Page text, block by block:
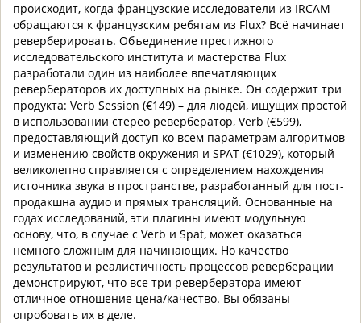
происходит, когда французские исследователи из IRCAM
обращаются к французским ребятам из Flux? Всё начинает
реверберировать. Объединение престижного
исследовательского института и мастерства Flux
разработали один из наиболее впечатляющих
ревербераторов их доступных на рынке. Он содержит три
продукта: Verb Session (€149) – для людей, ищущих простой
в использовании стерео ревербератор, Verb (€599),
предоставляющий доступ ко всем параметрам алгоритмов
и изменению свойств окружения и SPAT (€1029), который
великолепно справляется с определением нахождения
источника звука в пространстве, разработанный для пост-
продакшна аудио и прямых трансляций. Основанные на
годах исследований, эти плагины имеют модульную
основу, что, в случае с Verb и Spat, может оказаться
немного сложным для начинающих. Но качество
результатов и реалистичность процессов реверберации
демонстрируют, что все три ревербератора имеют
отличное отношение цена/качество. Вы обязаны
опробовать их в деле.